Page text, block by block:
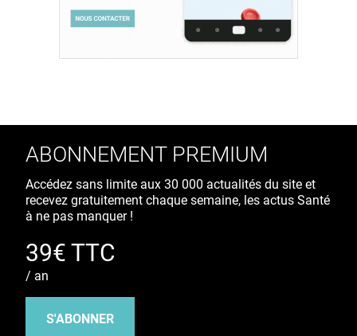
ABONNEMENT PREMIUM
Accédez sans limite aux 30 000 actualités du site et
recevez gratuitement chaque semaine, les actus Santé
à ne pas manquer !
39€ TTC
/ an
S'ABONNER